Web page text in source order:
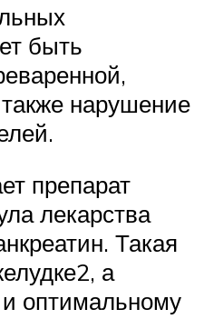
быть
нарушение
препарат
лекарства
Такая
а
оптимальному